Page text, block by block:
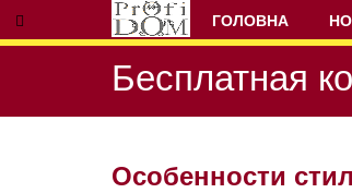
ГОЛОВНА
Бесплатная
Особенности